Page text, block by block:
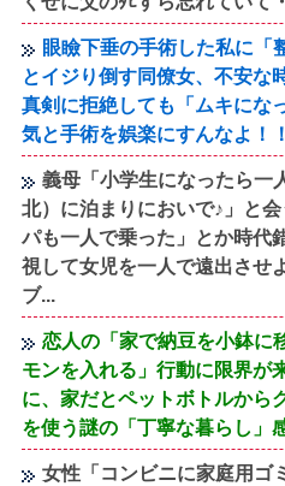
眼瞼下垂の手術した私に「
とイジり倒す同僚女、不安な
真剣に拒絶しても「ムキに
気と手術を娯楽にすんなよ！！
義母「小学生になったら一
北）に泊まりにおいで♪」と
パも一人で乗った」とか時代
視して女児を一人で遠出させ
ブ...
恋人の「家で納豆を小鉢に
モンを入れる」行動に限界
に、家だとペットボトルから
を使う謎の「丁寧な暮らし」
女性「コンビニに家庭用ゴ